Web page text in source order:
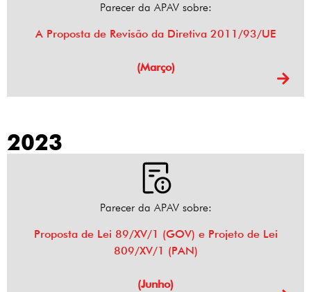
Parecer da APAV sobre:
A Proposta de Revisão da Diretiva 2011/93/UE
(Março)
2023
Parecer da APAV sobre:
Proposta de Lei 89/XV/1 (GOV) e Projeto de Lei
809/XV/1 (PAN)
(Junho)